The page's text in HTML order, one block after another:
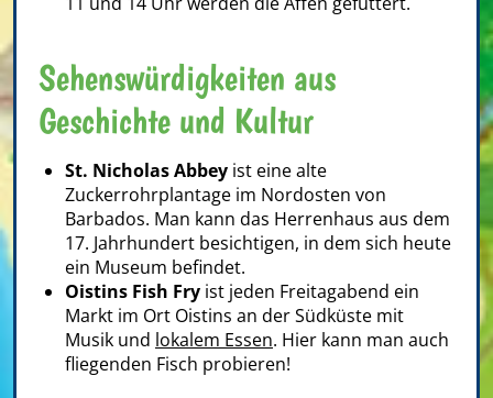
Sehenswürdigkeiten aus
Geschichte und Kultur
St. Nicholas Abbey ist eine alte
Zuckerrohrplantage im Nordosten von
Barbados. Man kann das Herrenhaus aus dem
17. Jahrhundert besichtigen, in dem sich heute
ein Museum befindet.
Oistins Fish Fry ist jeden Freitagabend ein
Markt im Ort Oistins an der Südküste mit
Musik und lokalem Essen. Hier kann man auch
fliegenden Fisch probieren!